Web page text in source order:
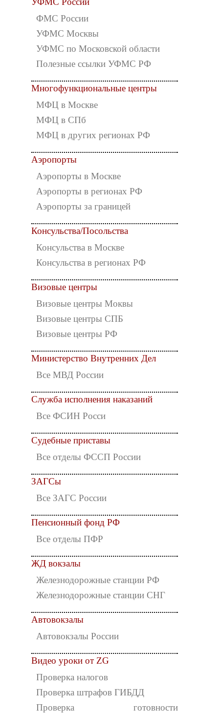
ФМС России
УФМС Москвы
УФМС по Московской области
Полезные ссылки УФМС РФ
Многофункциональные центры
МФЦ в Москве
МФЦ в СПб
МФЦ в других регионах РФ
Аэропорты
Аэропорты в Москве
Аэропорты в регионах РФ
Аэропорты за границей
Консульства/Посольства
Консульства в Москве
Консульства в регионах РФ
Визовые центры
Визовые центры Моквы
Визовые центры СПБ
Визовые центры РФ
Министерство Внутренних Дел
Все МВД России
Служба исполнения наказаний
Все ФСИН Росси
Судебные приставы
Все отделы ФССП России
ЗАГСы
Все ЗАГС России
Пенсионный фонд РФ
Все отделы ПФР
ЖД вокзалы
Железнодорожные станции РФ
Железнодорожные станции СНГ
Автовокзалы
Автовокзалы России
Видео уроки от ZG
Проверка налогов
Проверка штрафов ГИБДД
Проверка готовности